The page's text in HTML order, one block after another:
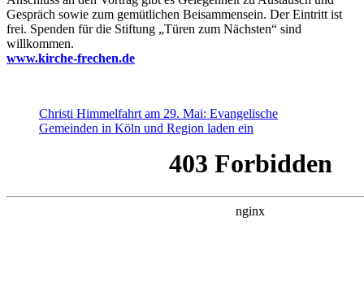
Gespräch sowie zum gemütlichen Beisammensein. Der Eintritt ist
frei. Spenden für die Stiftung „Türen zum Nächsten“ sind
willkommen.
www.kirche-frechen.de
Christi Himmelfahrt am 29. Mai: Evangelische
Gemeinden in Köln und Region laden ein